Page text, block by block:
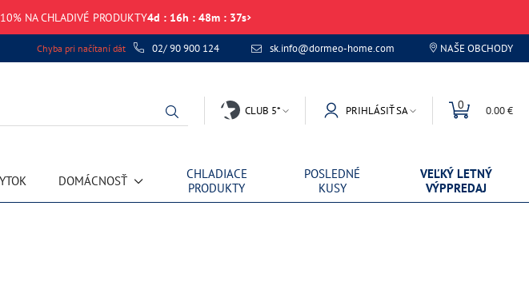
NA CHLADIVÉ PRODUKTY4d : 16h : 48m : 37s
Chyba pri načítaní dát 02/ 90 900 124 sk.info@dormeo-home.com NAŠE OBCHODY
CLUB 5* PRIHLÁSIŤ SA 0 0.00 €
DOMÁCNOSŤ
CHLADIACE
PRODUKTY
POSLEDNÉ
KUSY
VEĽKÝ LETNÝ
VÝPPREDAJ